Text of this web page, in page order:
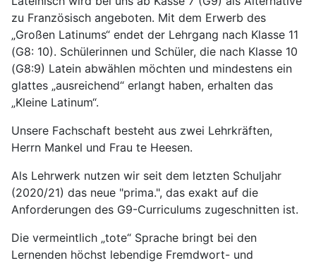
zu Französisch angeboten. Mit dem Erwerb des
„Großen Latinums“ endet der Lehrgang nach Klasse 11
(G8: 10). Schülerinnen und Schüler, die nach Klasse 10
(G8:9) Latein abwählen möchten und mindestens ein
glattes „ausreichend“ erlangt haben, erhalten das
„Kleine Latinum“.
Unsere Fachschaft besteht aus zwei Lehrkräften,
Herrn Mankel und Frau te Heesen.
Als Lehrwerk nutzen wir seit dem letzten Schuljahr
(2020/21) das neue "prima.", das exakt auf die
Anforderungen des G9-Curriculums zugeschnitten ist.
Die vermeintlich „tote“ Sprache bringt bei den
Lernenden höchst lebendige Fremdwort- und